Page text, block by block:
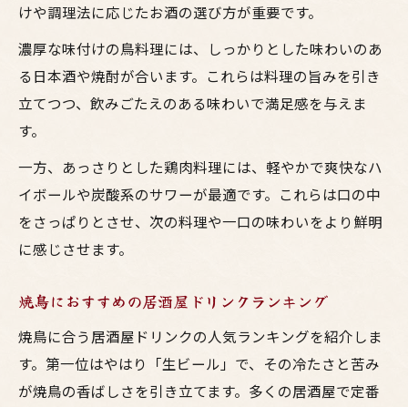
ド
大阪居酒屋で味わう多彩なソフトドリンク
焼鳥にぴったりなソフトドリンクも充実
けや調理法に応じたお酒の選び方が重要です。
濃厚な味付けの鳥料理には、しっかりとした味わいのあ
る日本酒や焼酎が合います。これらは料理の旨みを引き
立てつつ、飲みごたえのある味わいで満足感を与えま
す。
一方、あっさりとした鶏肉料理には、軽やかで爽快なハ
イボールや炭酸系のサワーが最適です。これらは口の中
をさっぱりとさせ、次の料理や一口の味わいをより鮮明
に感じさせます。
焼鳥におすすめの居酒屋ドリンクランキング
焼鳥に合う居酒屋ドリンクの人気ランキングを紹介しま
す。第一位はやはり「生ビール」で、その冷たさと苦み
が焼鳥の香ばしさを引き立てます。多くの居酒屋で定番